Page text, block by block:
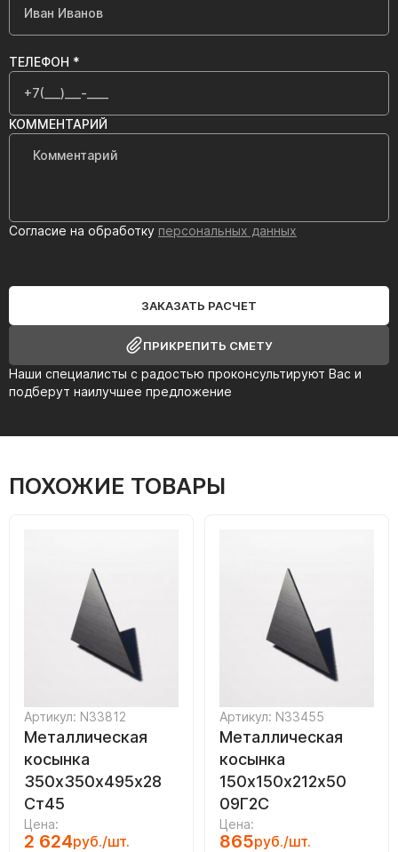
Наши специалисты с радостью проконсультируют Вас и
подберут наилучшее предложение
ТЕЛЕФОН *
КОММЕНТАРИЙ
Согласие на обработку персональных данных
ЗАКАЗАТЬ РАСЧЕТ
ПРИКРЕПИТЬ СМЕТУ
ПОХОЖИЕ ТОВАРЫ
Артикул: N33812
Металлическая
косынка
350х350х495х28
Ст45
Цена:
2 624руб./шт.
Артикул: N33455
Металлическая
косынка
150х150х212х50
09Г2С
Цена:
865руб./шт.